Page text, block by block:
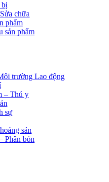
chữa
phẩm
sản phẩm
trường Lao động
– Thú y
sự
sản
Phân bón